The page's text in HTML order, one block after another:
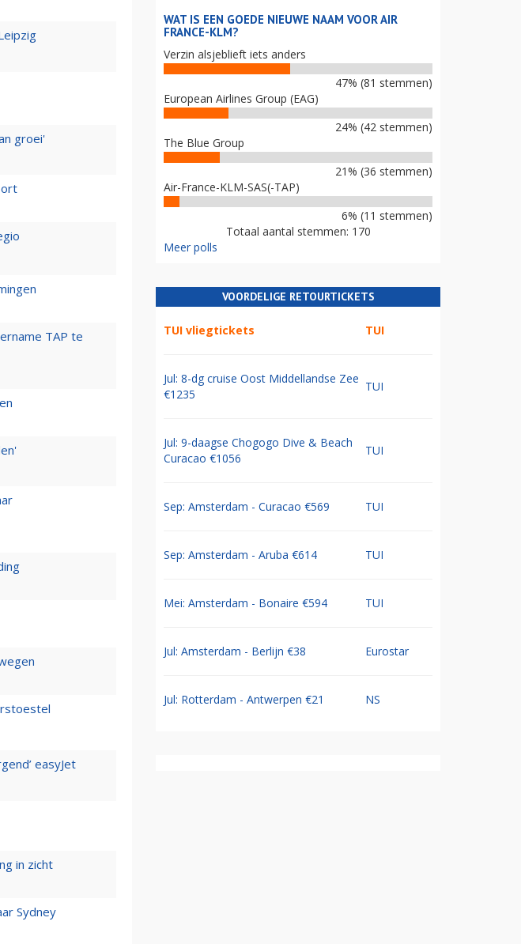
groei'
TAP te
easyJet
in zicht
Sydney
WAT IS EEN GOEDE NIEUWE NAAM VOOR AIR
FRANCE-KLM?
Verzin alsjeblieft iets anders
47% (81 stemmen)
European Airlines Group (EAG)
24% (42 stemmen)
The Blue Group
21% (36 stemmen)
Air-France-KLM-SAS(-TAP)
6% (11 stemmen)
Totaal aantal stemmen: 170
Meer polls
VOORDELIGE RETOURTICKETS
TUI vliegtickets TUI
Jul: 8-dg cruise Oost Middellandse Zee
€1235
TUI
Jul: 9-daagse Chogogo Dive & Beach
Curacao €1056
TUI
Sep: Amsterdam - Curacao €569 TUI
Sep: Amsterdam - Aruba €614 TUI
Mei: Amsterdam - Bonaire €594 TUI
Jul: Amsterdam - Berlijn €38 Eurostar
Jul: Rotterdam - Antwerpen €21 NS